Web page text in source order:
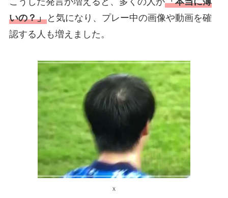
いの？」と気になり、プレー中の画像や動画を確
認する人も増えました。
ｘ